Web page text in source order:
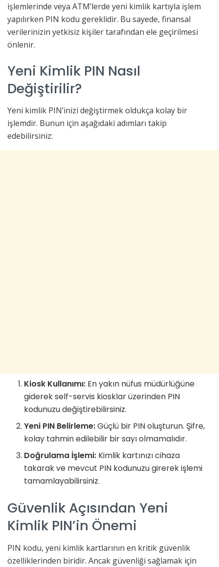
işlemlerinde veya ATM’lerde yeni kimlik kartıyla işlem
yapılırken PIN kodu gereklidir. Bu sayede, finansal
verilerinizin yetkisiz kişiler tarafından ele geçirilmesi
önlenir.
Yeni Kimlik PIN Nasıl
Değiştirilir?
Yeni kimlik PIN’inizi değiştirmek oldukça kolay bir
işlemdir. Bunun için aşağıdaki adımları takip
edebilirsiniz:
Kiosk Kullanımı: En yakın nüfus müdürlüğüne
giderek self-servis kiosklar üzerinden PIN
kodunuzu değiştirebilirsiniz.
Yeni PIN Belirleme:Güçlü bir PIN oluşturun. Şifre,
kolay tahmin edilebilir bir sayı olmamalıdır.
Doğrulama İşlemi: Kimlik kartınızı cihaza
takarak ve mevcut PIN kodunuzu girerek işlemi
tamamlayabilirsiniz.
Güvenlik Açısından Yeni
Kimlik PIN’in Önemi
PIN kodu, yeni kimlik kartlarının en kritik güvenlik
özelliklerinden biridir. Ancak güvenliği sağlamak için